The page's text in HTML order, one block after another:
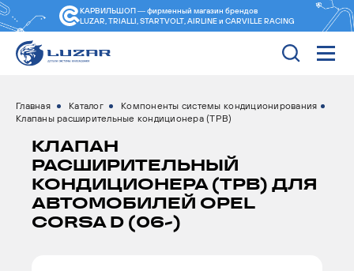
КАРВИЛЬШОП — фирменный магазин брендов
LUZAR, TRIALLI, STARTVOLT, AIRLINE и CARVILLE RACING
Главная Каталог
Компоненты системы кондиционирования
Клапаны расширительные кондиционера (ТРВ)
КЛАПАН
РАСШИРИТЕЛЬНЫЙ
КОНДИЦИОНЕРА (ТРВ) ДЛЯ
АВТОМОБИЛЕЙ OPEL
CORSA D (06-)